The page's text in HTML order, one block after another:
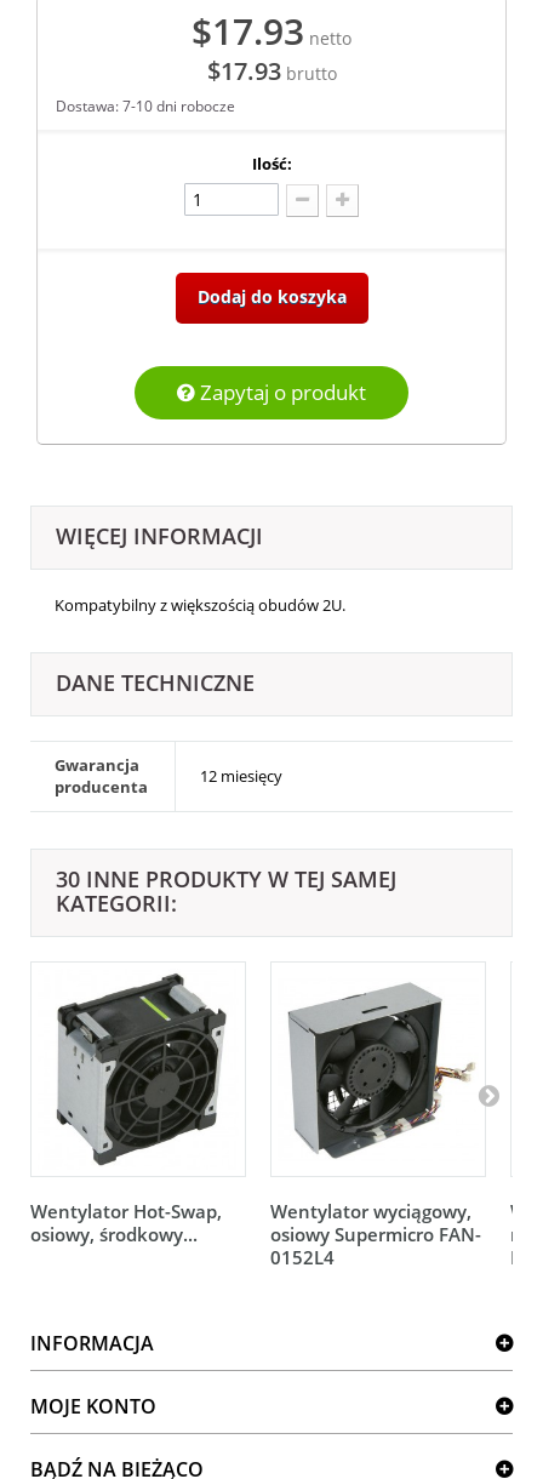
$17.93 netto
$17.93brutto
Dostawa: 7-10 dni robocze
Ilość:
Dodaj do koszyka
Zapytaj o produkt
WIĘCEJ INFORMACJI
Kompatybilny z większością obudów 2U.
DANE TECHNICZNE
Gwarancja
producenta
12 miesięcy
30 INNE PRODUKTY W TEJ SAMEJ
KATEGORII:
Wentylator Hot-Swap,
osiowy, środkowy...
Wentylator wyciągowy,
osiowy Supermicro FAN-
0152L4
INFORMACJA
MOJE KONTO
BĄDŹ NA BIEŻĄCO